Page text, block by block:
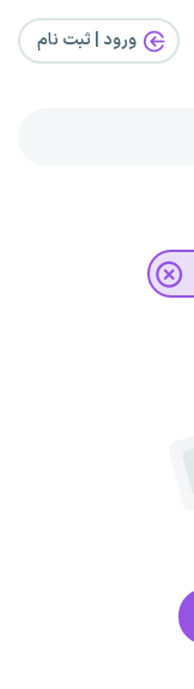
ورود | ثبت‌ نام